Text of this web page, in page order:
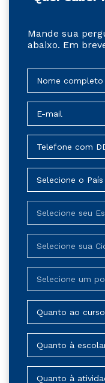
Mande sua
abaixo. Em